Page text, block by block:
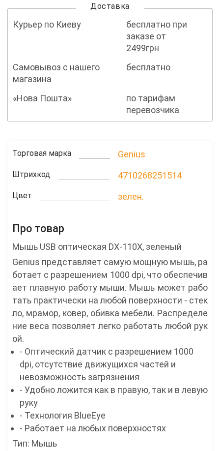
Доставка
Курьер по Киеву
бесплатно при
заказе от
2499грн
Самовывоз с нашего
магазина
бесплатно
«Нова Пошта»
по тарифам
перевозчика
Торговая марка Genius
Штрихкод 4710268251514
Цвет зелен.
Про товар
Мышь USB оптическая DX-110X, зеленый
Genius представляет самую мощную мышь, ра
ботает с разрешением 1000 dpi, что обеспечив
ает плавную работу мыши. Мышь может рабо
тать практически на любой поверхности - стек
ло, мрамор, ковер, обивка мебели. Распределе
ние веса позволяет легко работать любой рук
ой.
- Оптический датчик с разрешением 1000
dpi, отсутствие движущихся частей и
невозможность загрязнения
- Удобно ложится как в правую, так и в левую
руку
- Технология BlueEye
- Работает на любых поверхностях
Тип: Мышь